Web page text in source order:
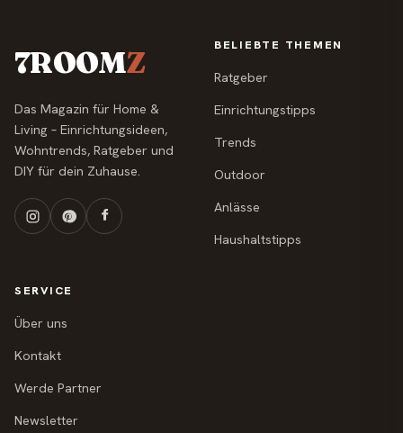
7ROOMZ
Das Magazin für Home &
Living – Einrichtungsideen,
Wohntrends, Ratgeber und
DIY für dein Zuhause.
BELIEBTE THEMEN
Ratgeber
Einrichtungstipps
Trends
Outdoor
Anlässe
Haushaltstipps
SERVICE
Über uns
Kontakt
Werde Partner
Newsletter